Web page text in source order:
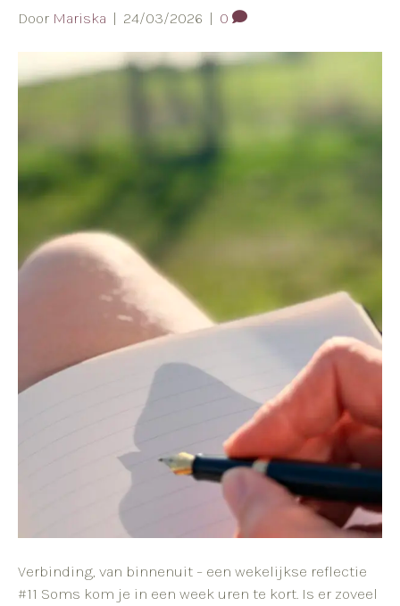
Door Mariska | 24/03/2026 | 0
Verbinding, van binnenuit – een wekelijkse reflectie
#11 Soms kom je in een week uren te kort. Is er zoveel